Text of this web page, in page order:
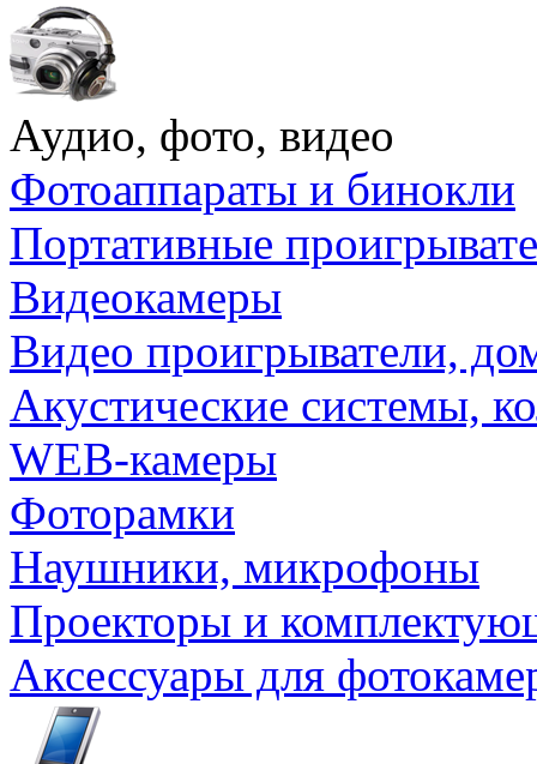
Аудио, фото, видео
Фотоаппараты и бинокли
Портативные
Видеокамеры
Видео проигрыватели,
Акустические системы,
WEB-камеры
Фоторамки
Наушники, микрофоны
Проекторы и
Аксессуары для